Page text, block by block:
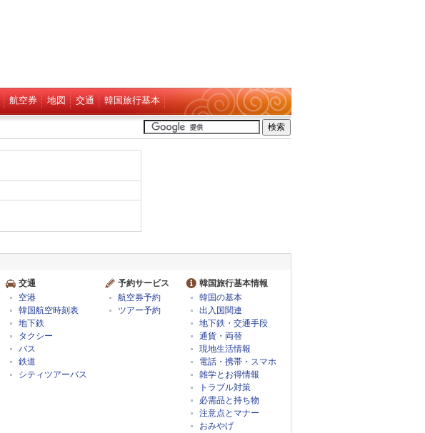
航空券 地図 交通 韓国旅行基本
交通
空港
韓国航空時刻表
地下鉄
タクシー
バス
鉄道
シティツアーバス
予約サービス
航空券予約
ツアー予約
韓国旅行基本情報
韓国の基本
出入国関連
地下鉄・交通手段
通貨・両替
現地生活情報
電話・携帯・スマホ
雑学とお得情報
トラブル対策
必需品と持ち物
注意点とマナー
おみやげ